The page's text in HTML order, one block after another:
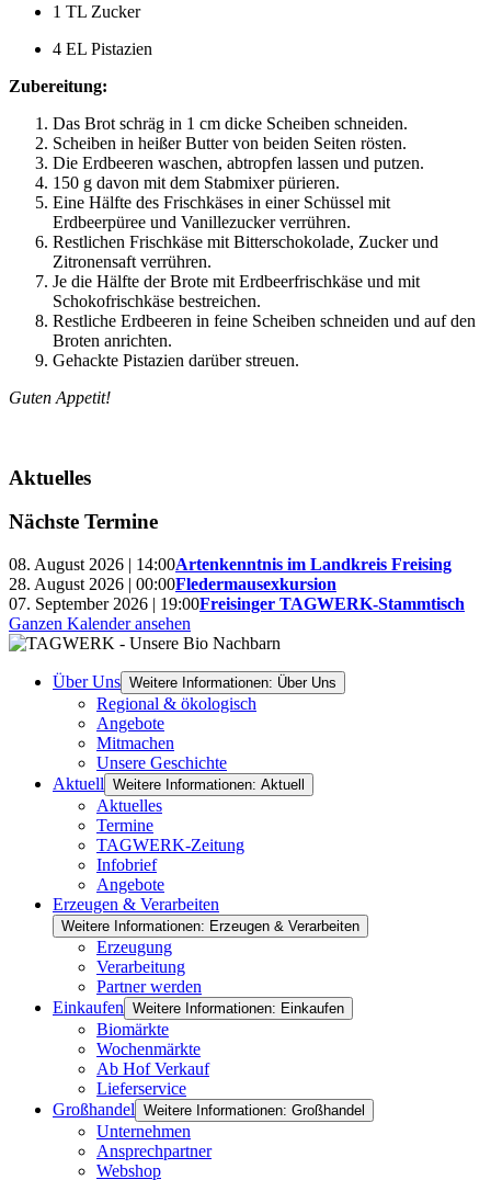
1 TL Zucker
4 EL Pistazien
Zubereitung:
Das Brot schräg in 1 cm dicke Scheiben schneiden.
Scheiben in heißer Butter von beiden Seiten rösten.
Die Erdbeeren waschen, abtropfen lassen und putzen.
150 g davon mit dem Stabmixer pürieren.
Eine Hälfte des Frischkäses in einer Schüssel mit
Erdbeerpüree und Vanillezucker verrühren.
Restlichen Frischkäse mit Bitterschokolade, Zucker und
Zitronensaft verrühren.
Je die Hälfte der Brote mit Erdbeerfrischkäse und mit
Schokofrischkäse bestreichen.
Restliche Erdbeeren in feine Scheiben schneiden und auf den
Broten anrichten.
Gehackte Pistazien darüber streuen.
Guten Appetit!
Aktuelles
Nächste Termine
08. August 2026 | 14:00Artenkenntnis im Landkreis Freising
28. August 2026 | 00:00Fledermausexkursion
07. September 2026 | 19:00Freisinger TAGWERK-Stammtisch
Ganzen Kalender ansehen
Über Uns Weitere Informationen: Über Uns
Regional & ökologisch
Angebote
Mitmachen
Unsere Geschichte
Aktuell Weitere Informationen: Aktuell
Aktuelles
Termine
TAGWERK-Zeitung
Infobrief
Angebote
Erzeugen & Verarbeiten
Weitere Informationen: Erzeugen & Verarbeiten
Erzeugung
Verarbeitung
Partner werden
Einkaufen Weitere Informationen: Einkaufen
Biomärkte
Wochenmärkte
Ab Hof Verkauf
Lieferservice
Großhandel Weitere Informationen: Großhandel
Unternehmen
Ansprechpartner
Webshop